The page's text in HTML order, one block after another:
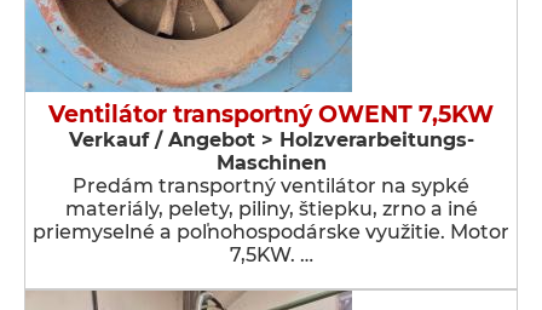
Ventilátor transportný OWENT 7,5KW
Verkauf / Angebot > Holzverarbeitungs-
Maschinen
Predám transportný ventilátor na sypké
materiály, pelety, piliny, štiepku, zrno a iné
priemyselné a poľnohospodárske využitie. Motor
7,5KW. …